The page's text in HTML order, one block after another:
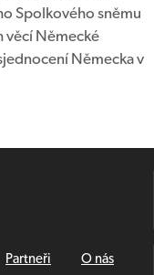
Spolkového sněmu
věcí Německé
Německa v
Partneři
O nás